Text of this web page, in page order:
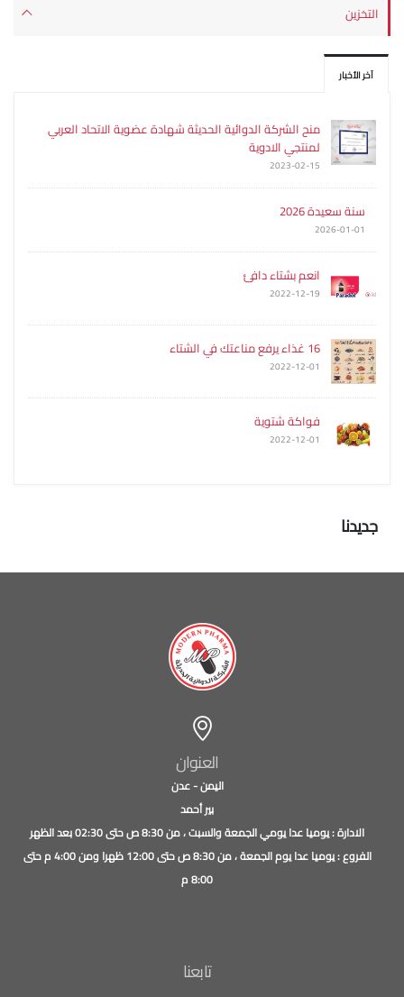
آخر الأخبار
منح الشركة الدوائية الحديثة شهادة عضوية الاتحاد العربي
لمنتجي الادوية
2023-02-15
سنة سعيدة 2026
2026-01-01
انعم بشتاء دافئ
2022-12-19
16 غذاء يرفع مناعتك في الشتاء
2022-12-01
فواكة شتوية
2022-12-01
جديدنا
التخزين
العنوان
اليمن - عدن
بير أحمد
الادارة : يوميا عدا يومي الجمعة والسبت ، من 8:30 ص حتى 02:30 بعد الظهر
الفروع : يوميا عدا يوم الجمعة ، من 8:30 ص حتى 12:00 ظهرا ومن 4:00 م حتى
8:00 م
تابعنا